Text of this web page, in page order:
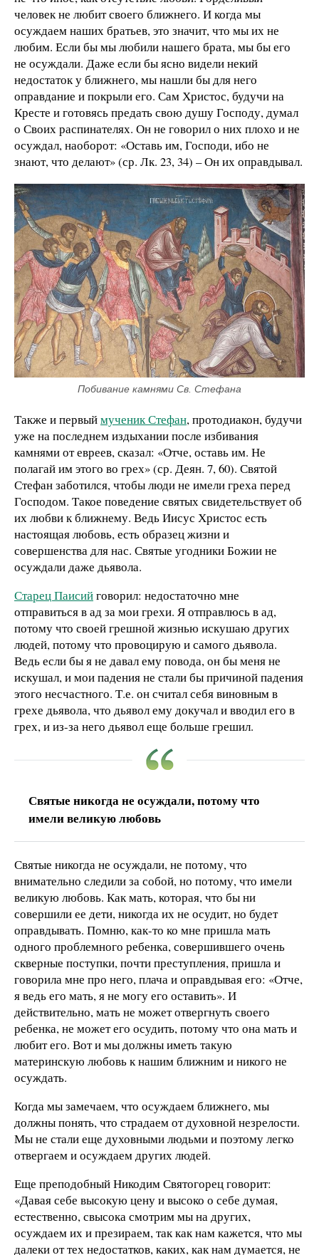
человек не любит своего ближнего. И когда мы
осуждаем наших братьев, это значит, что мы их не
любим. Если бы мы любили нашего брата, мы бы его
не осуждали. Даже если бы ясно видели некий
недостаток у ближнего, мы нашли бы для него
оправдание и покрыли его. Сам Христос, будучи на
Кресте и готовясь предать свою душу Господу, думал
о Своих распинателях. Он не говорил о них плохо и не
осуждал, наоборот: «Оставь им, Господи, ибо не
знают, что делают» (ср. Лк. 23, 34) – Он их оправдывал.
Побивание камнями Св. Стефана
Также и первыймученик Стефан, протодиакон, будучи
уже на последнем издыхании после избивания
камнями от евреев, сказал: «Отче, оставь им. Не
полагай им этого во грех» (ср. Деян. 7, 60). Святой
Стефан заботился, чтобы люди не имели греха перед
Господом. Такое поведение святых свидетельствует об
их любви к ближнему. Ведь Иисус Христос есть
настоящая любовь, есть образец жизни и
совершенства для нас. Святые угодники Божии не
осуждали даже дьявола.
Старец Паисийговорил: недостаточно мне
отправиться в ад за мои грехи. Я отправлюсь в ад,
потому что своей грешной жизнью искушаю других
людей, потому что провоцирую и самого дьявола.
Ведь если бы я не давал ему повода, он бы меня не
искушал, и мои падения не стали бы причиной падения
этого несчастного. Т.е. он считал себя виновным в
грехе дьявола, что дьявол ему докучал и вводил его в
грех, и из-за него дьявол еще больше грешил.
Святые никогда не осуждали, потому что
имели великую любовь
Святые никогда не осуждали, не потому, что
внимательно следили за собой, но потому, что имели
великую любовь. Как мать, которая, что бы ни
совершили ее дети, никогда их не осудит, но будет
оправдывать. Помню, как-то ко мне пришла мать
одного проблемного ребенка, совершившего очень
скверные поступки, почти преступления, пришла и
говорила мне про него, плача и оправдывая его: «Отче,
я ведь его мать, я не могу его оставить». И
действительно, мать не может отвергнуть своего
ребенка, не может его осудить, потому что она мать и
любит его. Вот и мы должны иметь такую
материнскую любовь к нашим ближним и никого не
осуждать.
Когда мы замечаем, что осуждаем ближнего, мы
должны понять, что страдаем от духовной незрелости.
Мы не стали еще духовными людьми и поэтому легко
отвергаем и осуждаем других людей.
Еще преподобный Никодим Святогорец говорит:
«Давая себе высокую цену и высоко о себе думая,
естественно, свысока смотрим мы на других,
осуждаем их и презираем, так как нам кажется, что мы
далеки от тех недостатков, каких, как нам думается, не